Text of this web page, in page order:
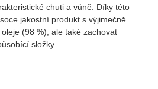
chuti a vůně. Díky této
jakostní produkt s výjimečně
(98 %), ale také zachovat
složky.